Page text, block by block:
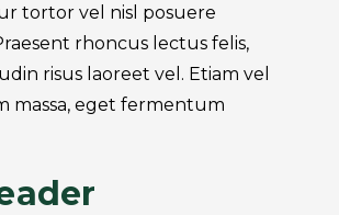
tortor vel nisl posuere
rhoncus lectus felis,
risus laoreet vel. Etiam vel
massa, eget fermentum